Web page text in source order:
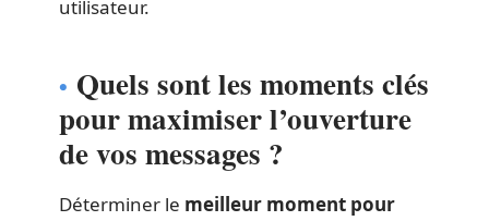
utilisateur.
Quels sont les moments clés
pour maximiser l’ouverture
de vos messages ?
Déterminer le meilleur moment pour